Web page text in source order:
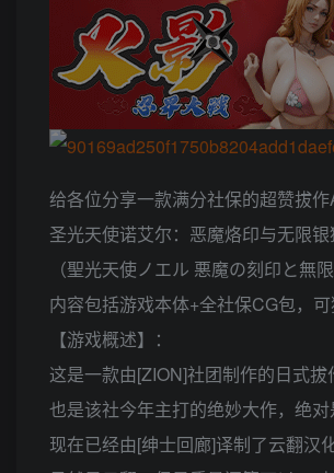
给各位分享一款满分社保的超赞拔作
圣光天使诺艾尔：恶魔烙印与无限银
（聖光天使ノエル 悪魔の刻印と無限
内容包括游戏本体+全社保CG包，可
【游戏概述】：
这是一款由[ZION]社团制作的日式拔
也是该社今年主打的绝妙大作，绝对
现在已经由[绅士回廊]译制了云翻汉